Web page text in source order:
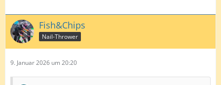
Fish&Chips
Nail-Thrower
9. Januar 2026 um 20:20